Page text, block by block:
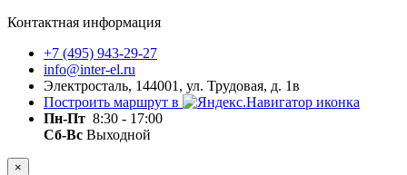
Контактная информация
+7 (495) 943-29-27
info@inter-el.ru
Электросталь, 144001, ул. Трудовая, д. 1в
Построить маршрут в
Пн-Пт 8:30 - 17:00
Сб-Вс Выходной
×